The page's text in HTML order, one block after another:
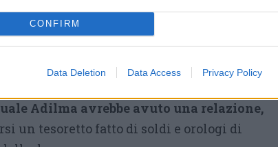
CONFIRM
Data Deletion Data Access Privacy Policy
Pereira Carneiro dopo una notte di
sia passionale che economico che poi
ha contraddistinto le azioni della donna.
ucciso dall’ex cognato (fratello della
Adilma avrebbe avuto una relazione,
un tesoretto fatto di soldi e orologi di